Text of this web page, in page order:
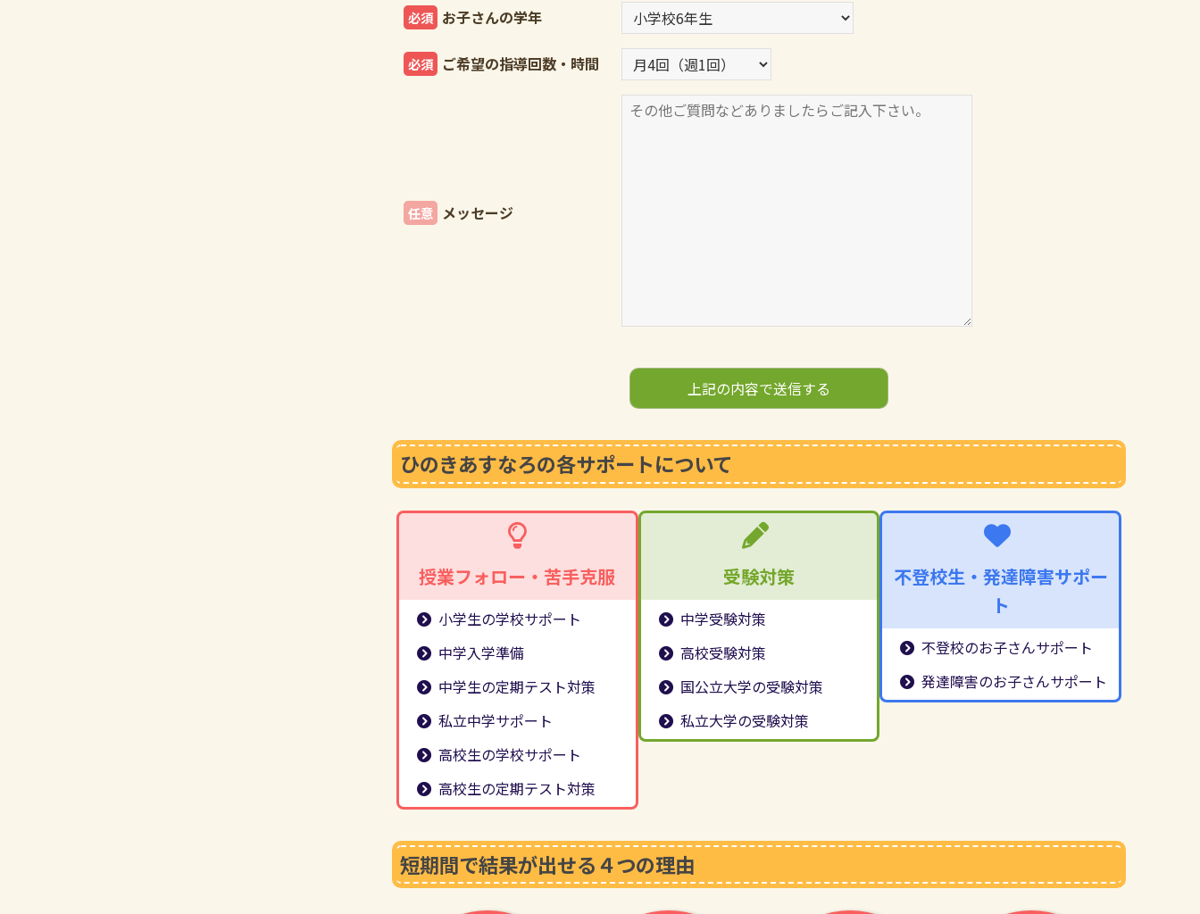
必須 お子さんの学年
必須 ご希望の指導回数・時間
任意 メッセージ
ひのきあすなろの各サポートについて
授業フォロー・苦手克服
小学生の学校サポート
中学入学準備
中学生の定期テスト対策
私立中学サポート
高校生の学校サポート
高校生の定期テスト対策
受験対策
中学受験対策
高校受験対策
国公立大学の受験対策
私立大学の受験対策
不登校生・発達障害サポー
ト
不登校のお子さんサポート
発達障害のお子さんサポート
短期間で結果が出せる４つの理由